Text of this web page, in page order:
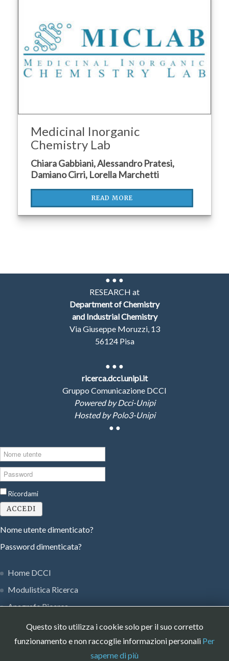
Medicinal Inorganic
Chemistry Lab
Chiara Gabbiani, Alessandro Pratesi,
Damiano Cirri, Lorella Marchetti
READ MORE
● ● ●
RESEARCH at
Department of Chemistry
and Industrial Chemistry
Via Giuseppe Moruzzi, 13
56124 Pisa
● ● ●
ricerca.dcci.unipi.it
Gruppo Comunicazione DCCI
Powered by Dcci-Unipi
Hosted by Polo3-Unipi
● ●
Nome
utente
Password
Ricordami
ACCEDI
Nome utente dimenticato?
Password dimenticata?
Home DCCI
Modulistica Ricerca
Anagrafe Ricerca
Privacy Policy
Museo Strumenti DCCI
Questo sito utilizza i cookie solo per il suo corretto
funzionamento e non raccoglie informazioni personali Per
saperne di più